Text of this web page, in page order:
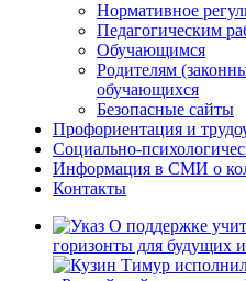
Нормативное
Педагогическим
Обучающимся
Родителям
обучающихся
Безопасные сайты
Профориентация и
Социально-
Информация в СМИ о
Контакты
горизонты для будущих